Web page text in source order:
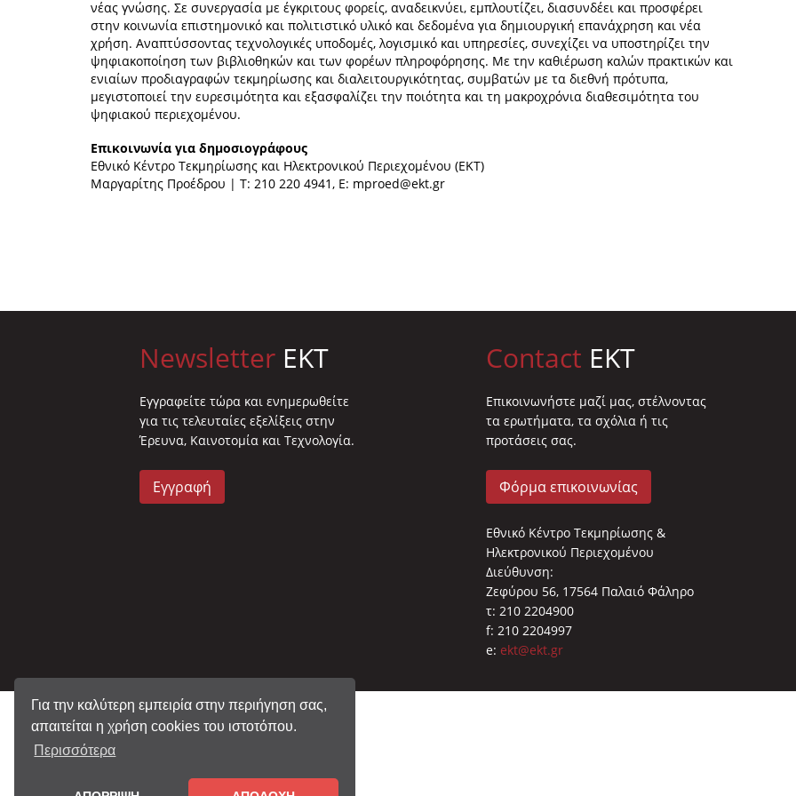
Για την καλύτερη εμπειρία στην περιήγηση σας,
απαιτείται η χρήση cookies του ιστοτόπου.
Περισσότερα
νέας γνώσης. Σε συνεργασία με έγκριτους φορείς, αναδεικνύει, εμπλουτίζει, διασυνδέει και προσφέρει
στην κοινωνία επιστημονικό και πολιτιστικό υλικό και δεδομένα για δημιουργική επανάχρηση και νέα
χρήση. Αναπτύσσοντας τεχνολογικές υποδομές, λογισμικό και υπηρεσίες, συνεχίζει να υποστηρίζει την
ψηφιακοποίηση των βιβλιοθηκών και των φορέων πληροφόρησης. Με την καθιέρωση καλών πρακτικών και
ενιαίων προδιαγραφών τεκμηρίωσης και διαλειτουργικότητας, συμβατών με τα διεθνή πρότυπα,
μεγιστοποιεί την ευρεσιμότητα και εξασφαλίζει την ποιότητα και τη μακροχρόνια διαθεσιμότητα του
ψηφιακού περιεχομένου.
Επικοινωνία για δημοσιογράφους
Εθνικό Κέντρο Τεκμηρίωσης και Ηλεκτρονικού Περιεχομένου (ΕΚΤ)
Μαργαρίτης Προέδρου | Τ: 210 220 4941, E: mproed@ekt.gr
Newsletter EKT
Eγγραφείτε τώρα και ενημερωθείτε
για τις τελευταίες εξελίξεις στην
Έρευνα, Καινοτομία και Τεχνολογία.
Εγγραφή
Contact EKT
Επικοινωνήστε μαζί μας, στέλνοντας
τα ερωτήματα, τα σχόλια ή τις
προτάσεις σας.
Φόρμα επικοινωνίας
Εθνικό Κέντρο Τεκμηρίωσης &
Ηλεκτρονικού Περιεχομένου
Διεύθυνση:
Ζεφύρου 56, 17564 Παλαιό Φάληρο
τ: 210 2204900
f: 210 2204997
e: ekt@ekt.gr